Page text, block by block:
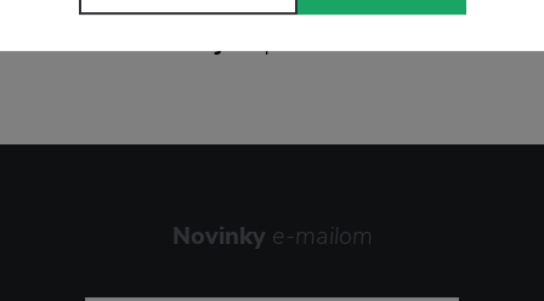
Novinky e-mailom